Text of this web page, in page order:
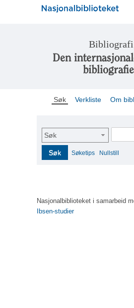
Bibliografi
Den
Søk Verkliste Om
Søk
Søk Søketips Nullstill
Nasjonalbiblioteket i samarbeid
Ibsen-studier